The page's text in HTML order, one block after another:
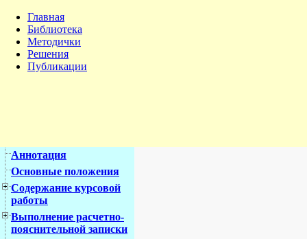
Главная
Библиотека
Методички
Решения
Публикации
Аннотация
Основные положения
Содержание курсовой
работы
Выполнение расчетно-
пояснительной записки